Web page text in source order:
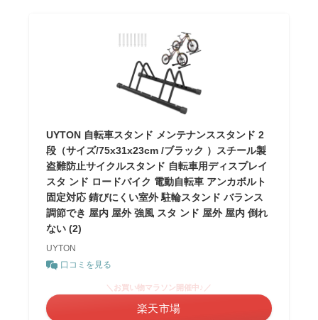
UYTON 自転車スタンド メンテナンススタンド 2
段（サイズ/75x31x23cm /ブラック ）スチール製
盗難防止サイクルスタンド 自転車用ディスプレイ
スタ ンド ロードバイク 電動自転車 アンカボルト
固定対応 錆びにくい室外 駐輪スタンド バランス
調節でき 屋内 屋外 強風 スタ ンド 屋外 屋内 倒れ
ない (2)
UYTON
口コミを見る
＼お買い物マラソン開催中♪／
楽天市場